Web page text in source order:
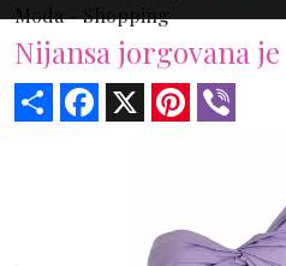
Moda -Shopping
Nijansa jorgovana
Share Facebook Pinterest